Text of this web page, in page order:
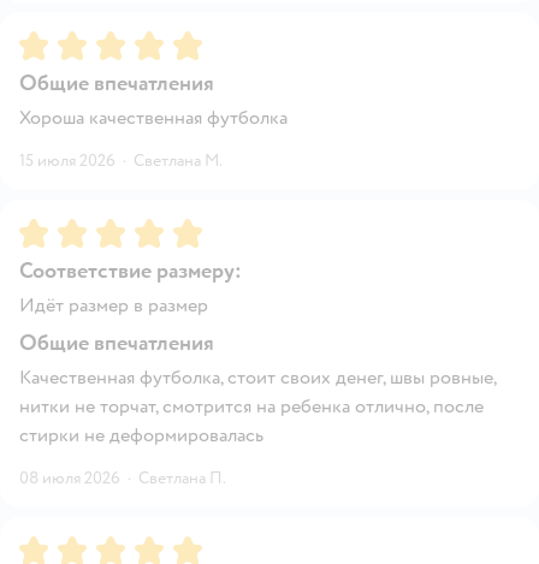
Рейтинг:5
Общие впечатления
Хороша качественная футболка
15 июля 2026 · Светлана М.
Рейтинг:5
Соответствие размеру:
Идёт размер в размер
Общие впечатления
Качественная футболка, стоит своих денег, швы ровные,
нитки не торчат, смотрится на ребенка отлично, после
стирки не деформировалась
08 июля 2026 · Светлана П.
Рейтинг:5